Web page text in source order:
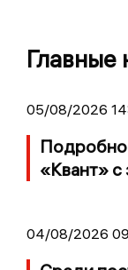
Главные
05/08/2026
«Квант»
04/08/2026